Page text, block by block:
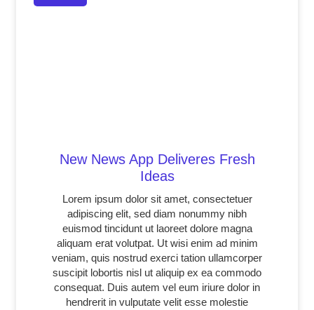
New News App Deliveres Fresh
Ideas
Lorem ipsum dolor sit amet, consectetuer
adipiscing elit, sed diam nonummy nibh
euismod tincidunt ut laoreet dolore magna
aliquam erat volutpat. Ut wisi enim ad minim
veniam, quis nostrud exerci tation ullamcorper
suscipit lobortis nisl ut aliquip ex ea commodo
consequat. Duis autem vel eum iriure dolor in
hendrerit in vulputate velit esse molestie